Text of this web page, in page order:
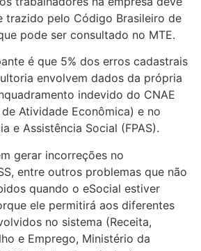
trazido pelo Código Brasileiro de
pode ser consultado no MTE.
é que 5% dos erros cadastrais
envolvem dados da própria
indevido do CNAE
Atividade Econômica) e no
e Assistência Social (FPAS).
gerar incorreções no
entre outros problemas que não
quando o eSocial estiver
ele permitirá aos diferentes
no sistema (Receita,
e Emprego, Ministério da